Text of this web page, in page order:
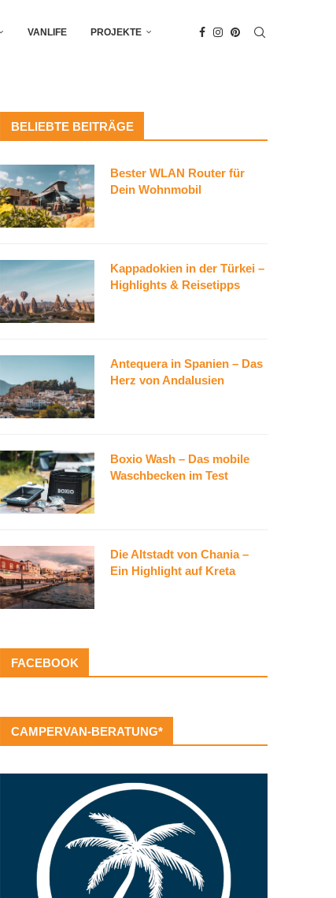
VANLIFE PROJEKTE
BELIEBTE BEITRÄGE
Bester WLAN Router für
Dein Wohnmobil
Kappadokien in der Türkei –
Highlights & Reisetipps
Antequera in Spanien – Das
Herz von Andalusien
Boxio Wash – Das mobile
Waschbecken im Test
Die Altstadt von Chania –
Ein Highlight auf Kreta
FACEBOOK
CAMPERVAN-BERATUNG*